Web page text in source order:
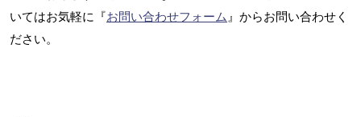
いてはお気軽に『お問い合わせフォーム 』からお問い合わせく
ださい。